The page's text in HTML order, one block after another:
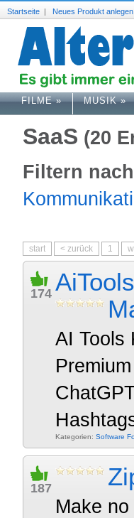
Startseite | Neues Produkt anlegen
FILME» MUSIK»
SaaS (20
Filtern
start < zurück 1
174
AI Tools
Kategorien: Software
187
Make